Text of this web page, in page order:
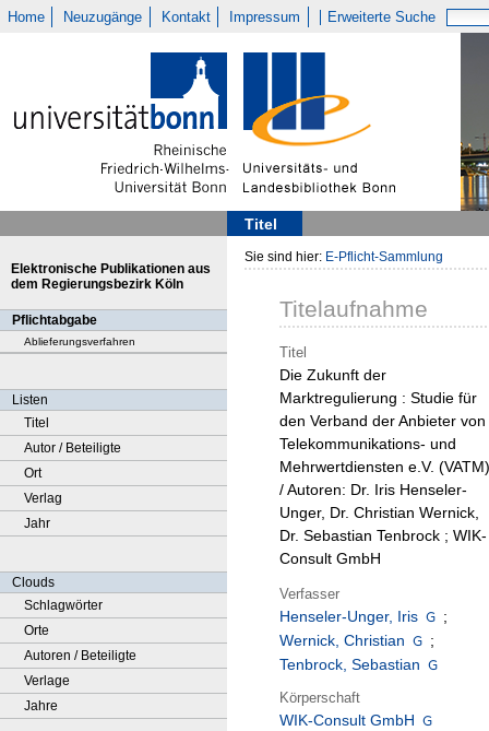
Home Neuzugänge Kontakt Impressum Erweiterte Suche
Titel
Elektronische Publikationen aus
dem Regierungsbezirk Köln
Pflichtabgabe
Ablieferungsverfahren
Listen
Titel
Autor / Beteiligte
Ort
Verlag
Jahr
Clouds
Schlagwörter
Orte
Autoren / Beteiligte
Verlage
Jahre
Sie sind hier: E-Pflicht-Sammlung
Titelaufnahme
Titel
Die Zukunft der
Marktregulierung : Studie für
den Verband der Anbieter von
Telekommunikations- und
Mehrwertdiensten e.V. (VATM)
/ Autoren: Dr. Iris Henseler-
Unger, Dr. Christian Wernick,
Dr. Sebastian Tenbrock ; WIK-
Consult GmbH
Verfasser
Henseler-Unger, Iris
;
Wernick, Christian
;
Tenbrock, Sebastian
Körperschaft
WIK-Consult GmbH